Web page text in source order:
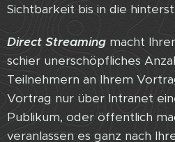
Sichtbarkeit bis in die
Direct Streaming macht
schier unerschöpfliches
Teilnehmern an Ihrem
Vortrag nur über Intranet
Publikum, oder öffentlich
veranlassen es ganz nach